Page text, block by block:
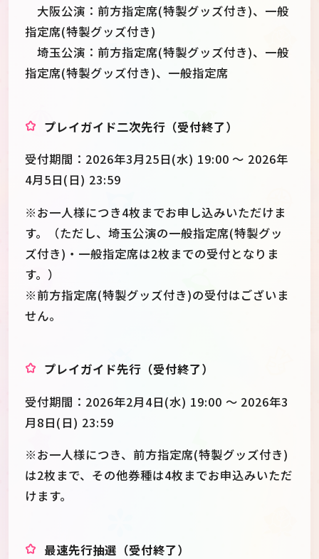
大阪公演：前方指定席(特製グッズ付き)、一般
指定席(特製グッズ付き)
埼玉公演：前方指定席(特製グッズ付き)、一般
指定席(特製グッズ付き)、一般指定席
プレイガイド二次先行（受付終了）
受付期間：2026年3月25日(水) 19:00 ～ 2026年
4月5日(日) 23:59
※お一人様につき4枚までお申し込みいただけま
す。（ただし、埼玉公演の一般指定席(特製グッ
ズ付き)・一般指定席は2枚までの受付となりま
す。）
※前方指定席(特製グッズ付き)の受付はございま
せん。
プレイガイド先行（受付終了）
受付期間：2026年2月4日(水) 19:00 ～ 2026年3
月8日(日) 23:59
※お一人様につき、前方指定席(特製グッズ付き)
は2枚まで、その他券種は4枚までお申込みいただ
けます。
最速先行抽選（受付終了）